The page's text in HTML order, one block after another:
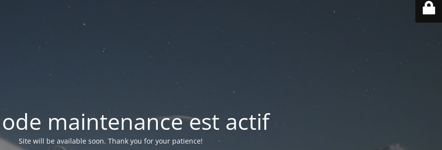
maintenance est actif
Site will be available soon. Thank you for your patience!